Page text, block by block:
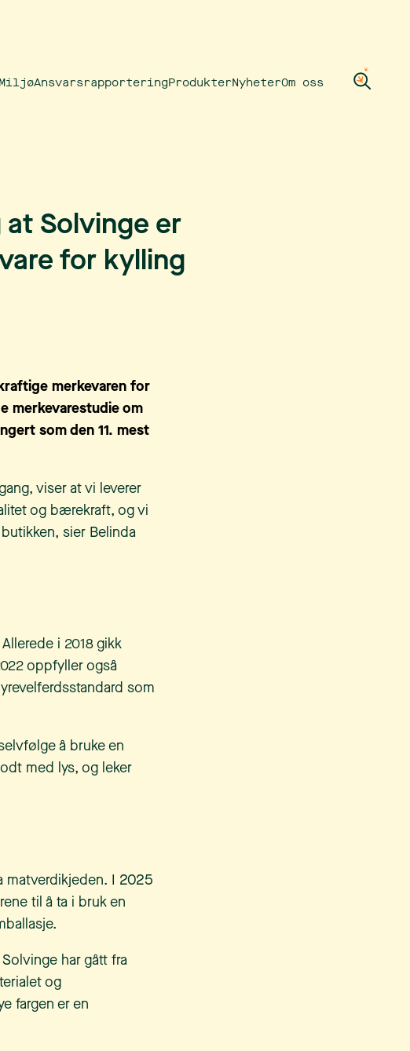
MiljøAnsvarsrapporteringProdukterNyheterOm oss
Solvinge er
for kylling
merkevaren for
merkevarestudie om
som den 11. mest
viser at vi leverer
og bærekraft, og vi
sier Belinda
i 2018 gikk
oppfyller også
som
å bruke en
med lys, og leker
matverdikjeden. I 2025
til å ta i bruk en
har gått fra
og
fargen er en